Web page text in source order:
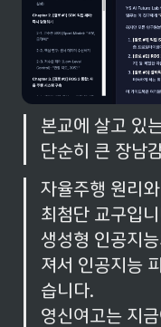
본교에 살고 있
단순히 큰 장남
자율주행 원리
최첨단 교구입
생성형 인공지
져서 인공지능
습니다.
영신여고는 지